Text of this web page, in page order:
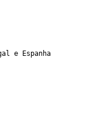
e Espanha